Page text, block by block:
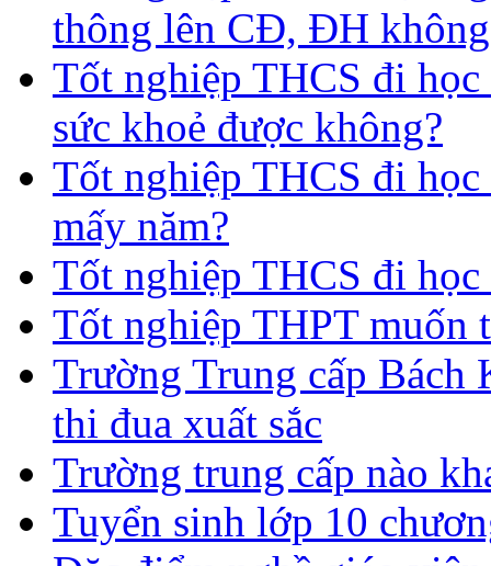
thông lên CĐ, ĐH
Tốt nghiệp THCS đi học
sức khoẻ được không?
Tốt nghiệp THCS đi
mấy năm?
Tốt nghiệp THCS đi
Tốt nghiệp THPT muốn
Trường Trung cấp Bách
thi đua xuất sắc
Trường trung cấp nào
Tuyển sinh lớp 10